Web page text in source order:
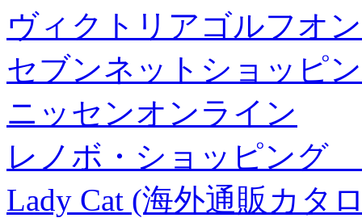
ヴィクトリアゴルフオ
セブンネットショッピ
ニッセンオンライン
レノボ・ショッピング
Lady Cat (海外通販カタ